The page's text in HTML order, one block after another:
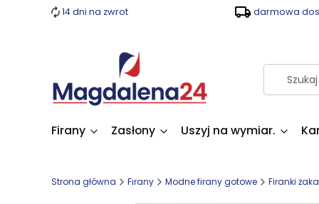
14 dni na zwrot darmowa
Firany Zasłony Uszyj na wymiar.
Strona główna Firany Modne firany gotowe Firanki